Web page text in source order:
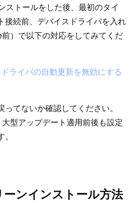
ストールをした後、最初のタイ
接続前、デバイスドライバを入れ
）で以下の対応をしてみてくだ
ライバの自動更新を無効にする
てないか確認してください。
型アップデート適用前後も設定
ンインストール方法